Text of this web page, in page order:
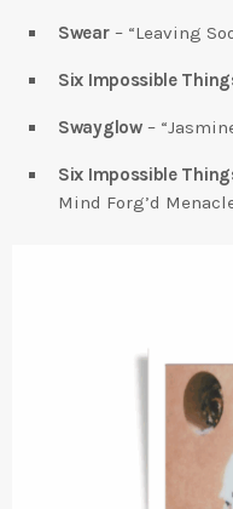
Swear– “Leaving
Six Impossible
Swayglow–
Six Impossible
Mind Forg’d